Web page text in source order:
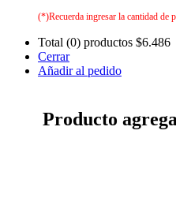
(*)Recuerda ingresar la cantidad de
Total (0) productos $6.486
Cerrar
Añadir al pedido
Producto